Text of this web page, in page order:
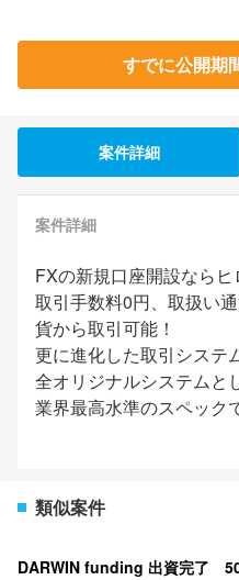
すでに公開期
案件詳細
案件詳細
FXの新規口座開設ならヒ
取引手数料0円、取扱い
貨から取引可能！
更に進化した取引システ
全オリジナルシステムと
業界最高水準のスペック
類似案件